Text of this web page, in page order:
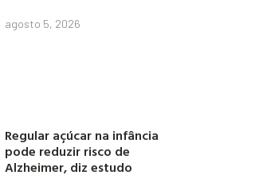
agosto 5, 2026
Regular açúcar na infância
pode reduzir risco de
Alzheimer, diz estudo